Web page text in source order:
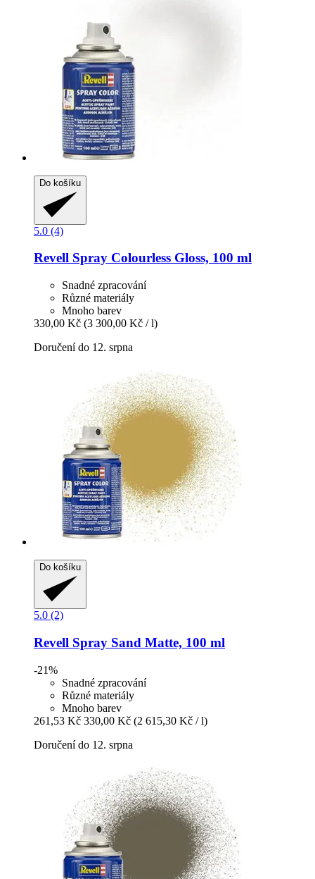
Do košíku
5.0 (4)
Revell Spray Colourless Gloss, 100 ml
Snadné zpracování
Různé materiály
Mnoho barev
330,00 Kč (3 300,00 Kč / l)
Doručení do 12. srpna
Do košíku
5.0 (2)
Revell Spray Sand Matte, 100 ml
-21%
Snadné zpracování
Různé materiály
Mnoho barev
261,53 Kč 330,00 Kč (2 615,30 Kč / l)
Doručení do 12. srpna